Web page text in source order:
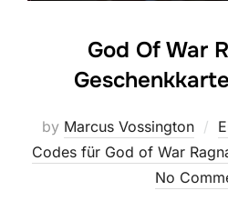
God Of War
by Marcus Vossington
Codes für God of War
No